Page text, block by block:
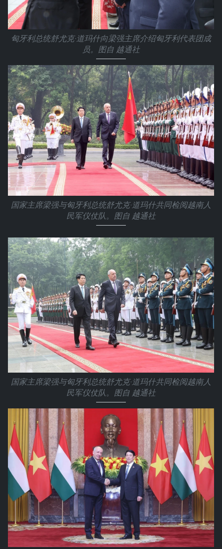
匈牙利总统舒尤克·道玛什向梁强主席介绍匈牙利代表团成
员。图自 越通社
国家主席梁强与匈牙利总统舒尤克·道玛什共同检阅越南人
民军仪仗队。图自 越通社
国家主席梁强与匈牙利总统舒尤克·道玛什共同检阅越南人
民军仪仗队。图自 越通社